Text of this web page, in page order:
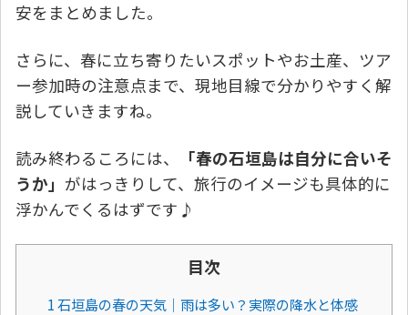
安をまとめました。
さらに、春に立ち寄りたいスポットやお土産、ツア
ー参加時の注意点まで、現地目線で分かりやすく解
説していきますね。
読み終わるころには、
「春の石垣島は自分に合いそ
うか」 がはっきりして、旅行のイメージも具体的に
浮かんでくるはずです♪
目次
1 石垣島の春の天気｜雨は多い？実際の降水と体感